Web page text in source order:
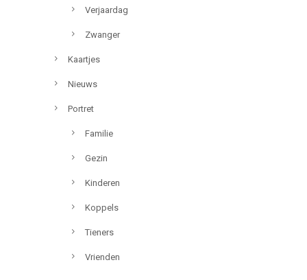
Verjaardag
Zwanger
Kaartjes
Nieuws
Portret
Familie
Gezin
Kinderen
Koppels
Tieners
Vrienden